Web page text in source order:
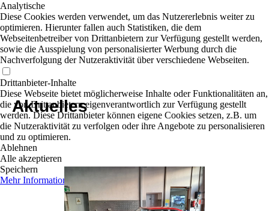
Aktuelles
Analytische
Diese Cookies werden verwendet, um das Nutzererlebnis weiter zu
optimieren. Hierunter fallen auch Statistiken, die dem
Webseitenbetreiber von Drittanbietern zur Verfügung gestellt werden,
sowie die Ausspielung von personalisierter Werbung durch die
Nachverfolgung der Nutzeraktivität über verschiedene Webseiten.
Drittanbieter-Inhalte
Diese Webseite bietet möglicherweise Inhalte oder Funktionalitäten an,
die von Drittanbietern eigenverantwortlich zur Verfügung gestellt
werden. Diese Drittanbieter können eigene Cookies setzen, z.B. um
die Nutzeraktivität zu verfolgen oder ihre Angebote zu personalisieren
und zu optimieren.
Ablehnen
Alle akzeptieren
Speichern
Mehr Informationen